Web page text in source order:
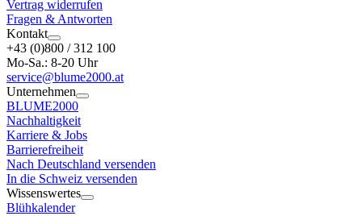
Vertrag widerrufen
Fragen & Antworten
Kontakt
+43 (0)800 / 312 100
Mo-Sa.: 8-20 Uhr
service@blume2000.at
Unternehmen
BLUME2000
Nachhaltigkeit
Karriere & Jobs
Barrierefreiheit
Nach Deutschland versenden
In die Schweiz versenden
Wissenswertes
Blühkalender